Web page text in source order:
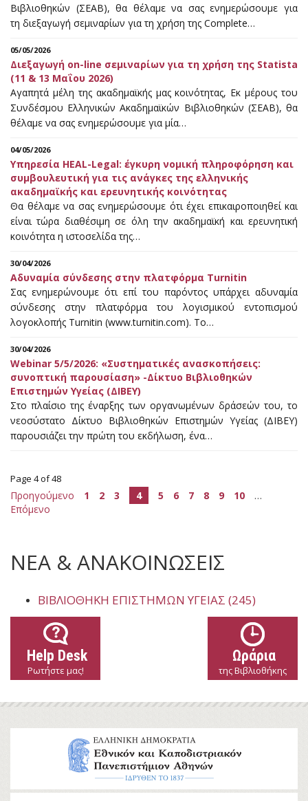
Βιβλιοθηκών (ΣΕΑΒ), θα θέλαμε να σας ενημερώσουμε για
τη διεξαγωγή σεμιναρίων για τη χρήση της Complete…
05/05/2026
Διεξαγωγή on-line σεμιναρίων για τη χρήση της Statista
(11 & 13 Μαΐου 2026)
Αγαπητά μέλη της ακαδημαϊκής μας κοινότητας, Εκ μέρους του
Συνδέσμου Ελληνικών Ακαδημαϊκών Βιβλιοθηκών (ΣΕΑΒ), θα
θέλαμε να σας ενημερώσουμε για μία…
04/05/2026
Υπηρεσία HEAL-Legal: έγκυρη νομική πληροφόρηση και
συμβουλευτική για τις ανάγκες της ελληνικής
ακαδημαϊκής και ερευνητικής κοινότητας
Θα θέλαμε να σας ενημερώσουμε ότι έχει επικαιροποιηθεί και
είναι τώρα διαθέσιμη σε όλη την ακαδημαϊκή και ερευνητική
κοινότητα η ιστοσελίδα της…
30/04/2026
Αδυναμία σύνδεσης στην πλατφόρμα Turnitin
Σας ενημερώνουμε ότι επί του παρόντος υπάρχει αδυναμία
σύνδεσης στην πλατφόρμα του λογισμικού εντοπισμού
λογοκλοπής Turnitin (www.turnitin.com). Το…
30/04/2026
Webinar 5/5/2026: «Συστηματικές ανασκοπήσεις:
συνοπτική παρουσίαση» -Δίκτυο Βιβλιοθηκών
Επιστημών Υγείας (ΔΙΒΕΥ)
Στο πλαίσιο της έναρξης των οργανωμένων δράσεών του, το
νεοσύστατο Δίκτυο Βιβλιοθηκών Επιστημών Υγείας (ΔΙΒΕΥ)
παρουσιάζει την πρώτη του εκδήλωση, ένα…
Page 4 of 48
Προηγούμενο 1 2 3 4 5 6 7 8 9 10
…
Επόμενο
ΝΕΑ & ΑΝΑΚΟΙΝΩΣΕΙΣ
ΒΙΒΛΙΟΘΉΚΗ ΕΠΙΣΤΗΜΏΝ ΥΓΕΊΑΣ (245)
Help Desk
Ρωτήστε μας!
Ωράρια
της Βιβλιοθήκης